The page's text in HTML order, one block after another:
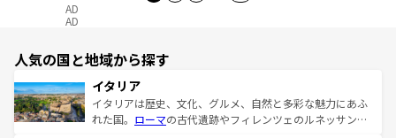
AD
AD
人気の国と地域から探す
イタリア
イタリアは歴史、文化、グルメ、自然と多彩な魅力にあふ
れた国。 ローマの古代遺跡やフィレンツェのルネッサンス